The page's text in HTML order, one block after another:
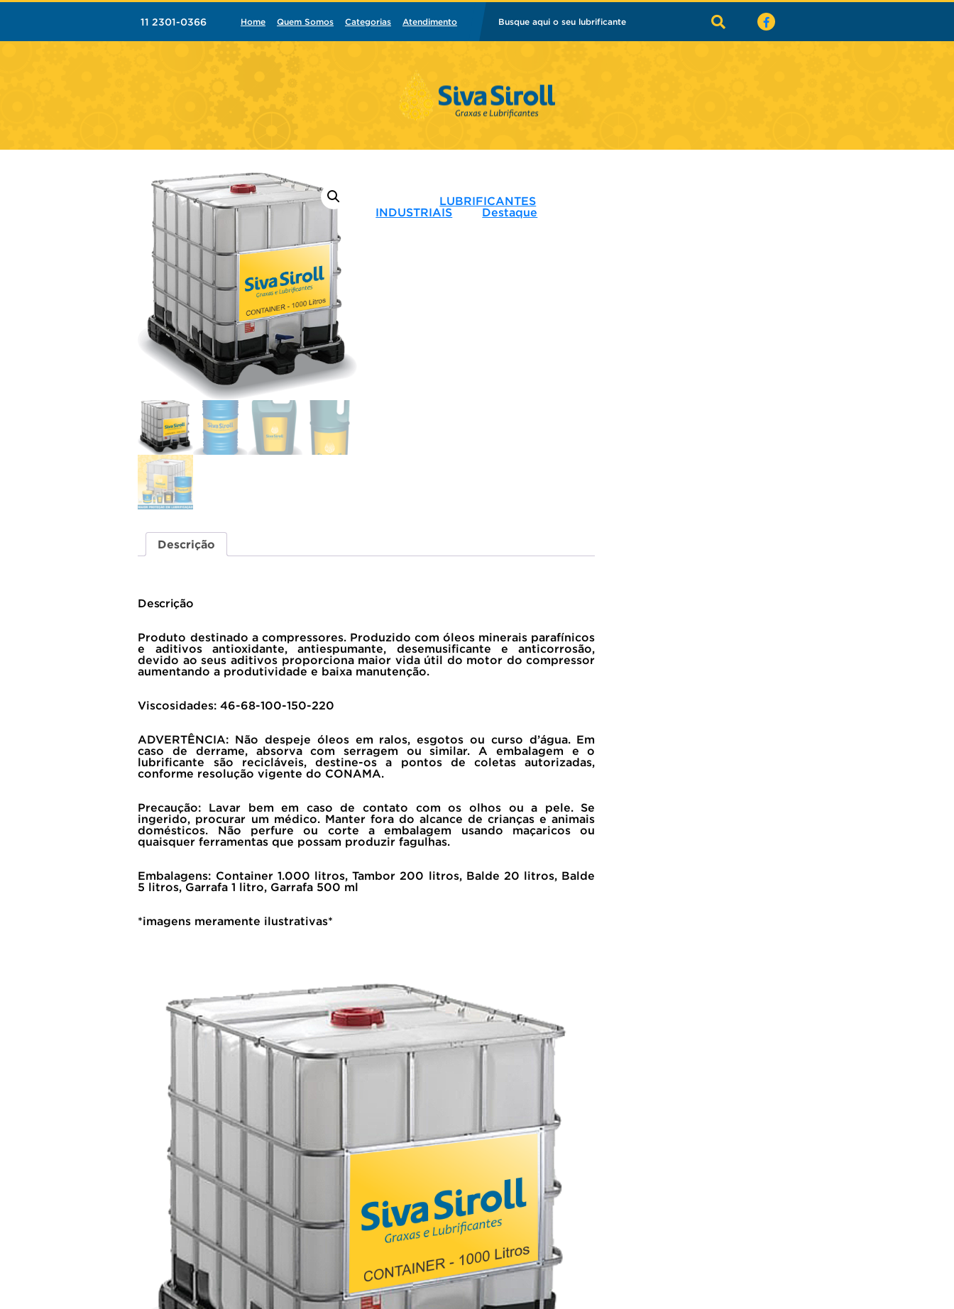
11 2301-0366 Home Quem Somos Categorias Atendimento Busque aqui o seu lubrificante
LUBRIFICANTES
INDUSTRIAIS
Destaque
Descrição
Descrição
Produto destinado a compressores. Produzido com óleos minerais parafínicos
e aditivos antioxidante, antiespumante, desemusificante e anticorrosão,
devido ao seus aditivos proporciona maior vida útil do motor do compressor
aumentando a produtividade e baixa manutenção.
Viscosidades: 46-68-100-150-220
ADVERTÊNCIA: Não despeje óleos em ralos, esgotos ou curso d’água. Em
caso de derrame, absorva com serragem ou similar. A embalagem e o
lubrificante são recicláveis, destine-os a pontos de coletas autorizadas,
conforme resolução vigente do CONAMA.
Precaução: Lavar bem em caso de contato com os olhos ou a pele. Se
ingerido, procurar um médico. Manter fora do alcance de crianças e animais
domésticos. Não perfure ou corte a embalagem usando maçaricos ou
quaisquer ferramentas que possam produzir fagulhas.
Embalagens: Container 1.000 litros, Tambor 200 litros, Balde 20 litros, Balde
5 litros, Garrafa 1 litro, Garrafa 500 ml
*imagens meramente ilustrativas*